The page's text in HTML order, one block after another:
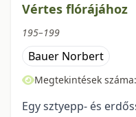
Vértes flórájához
195–199
Bauer Norbert
Megtekintések száma:
Egy sztyepp- és